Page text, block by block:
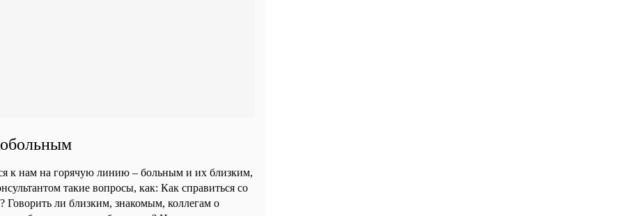
к нам на горячую линию – больным и их близким,
такие вопросы, как: Как справиться со
Говорить ли близким, знакомым, коллегам о